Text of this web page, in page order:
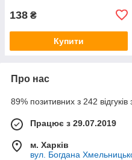
138 ₴
Купити
Про нас
89% позитивних з 242 відгуків
Працює з 29.07.2019
м. Харків
вул. Богдана